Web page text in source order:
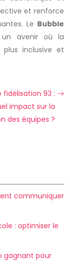
et renforce
Le Bubble
avenir où la
plus inclusive et
fidélisation 93 :
impact sur la
des équipes ?
communiquer
: optimiser le
gagnant pour